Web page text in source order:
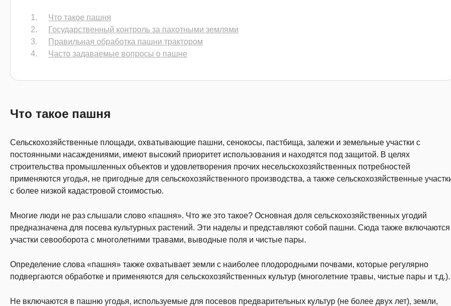
Что такое пашня
Государственный контроль за пахотными землями
Правильная обработка пашни трактором
Часто задаваемые вопросы о пашне
Что такое пашня
Сельскохозяйственные площади, охватывающие пашни, сенокосы, пастбища, залежи и земельные участки с
постоянными насаждениями, имеют высокий приоритет использования и находятся под защитой. В целях
строительства промышленных объектов и удовлетворения прочих несельскохозяйственных потребностей
применяются угодья, не пригодные для сельскохозяйственного производства, а также сельскохозяйственные
с более низкой кадастровой стоимостью.
Многие люди не раз слышали слово «пашня». Что же это такое? Основная доля сельскохозяйственных угодий
предназначена для посева культурных растений. Эти наделы и представляют собой пашни. Сюда также включаются
участки севооборота с многолетними травами, выводные поля и чистые пары.
Определение слова «пашня» также охватывает земли с наиболее плодородными почвами, которые регулярно
подвергаются обработке и применяются для сельскохозяйственных культур (многолетние травы, чистые пары и т.д.).
Не включаются в пашню угодья, используемые для посевов предварительных культур (не более двух лет), земли,